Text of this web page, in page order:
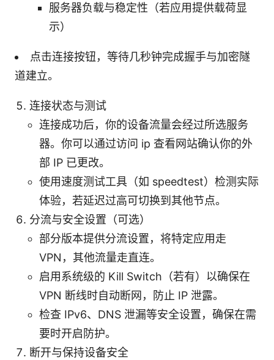
服务器负载与稳定性（若应用提供载荷显
示）
点击连接按钮，等待几秒钟完成握手与加密隧
道建立。
连接状态与测试
连接成功后，你的设备流量会经过所选服务
器。你可以通过访问 ip 查看网站确认你的外
部 IP 已更改。
使用速度测试工具（如 speedtest）检测实际
体验，若延迟过高可切换到其他节点。
分流与安全设置（可选）
部分版本提供分流设置，将特定应用走
VPN，其他流量走直连。
启用系统级的 Kill Switch（若有）以确保在
VPN 断线时自动断网，防止 IP 泄露。
检查 IPv6、DNS 泄漏等安全设置，确保在需
要时开启防护。
断开与保持设备安全